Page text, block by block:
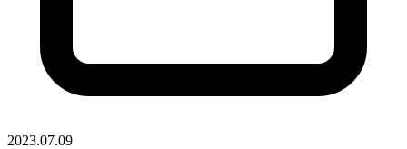
2023.07.09